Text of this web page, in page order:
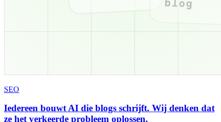
SEO
Iedereen bouwt AI die blogs schrijft. Wij denken dat
ze het verkeerde probleem oplossen.